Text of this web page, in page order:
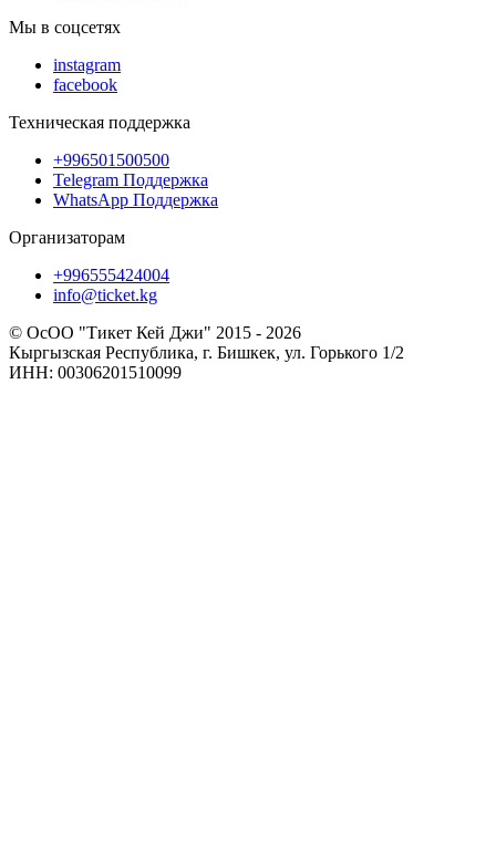
Мы в соцсетях
instagram
facebook
Техническая поддержка
+996501500500
Telegram Поддержка
WhatsApp Поддержка
Организаторам
+996555424004
info@ticket.kg
© ОсОО "Тикет Кей Джи" 2015 - 2026
Кыргызская Республика, г. Бишкек, ул. Горького 1/2
ИНН: 00306201510099